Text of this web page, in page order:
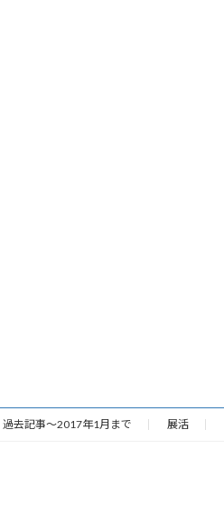
過去記事～2017年1月まで 展活